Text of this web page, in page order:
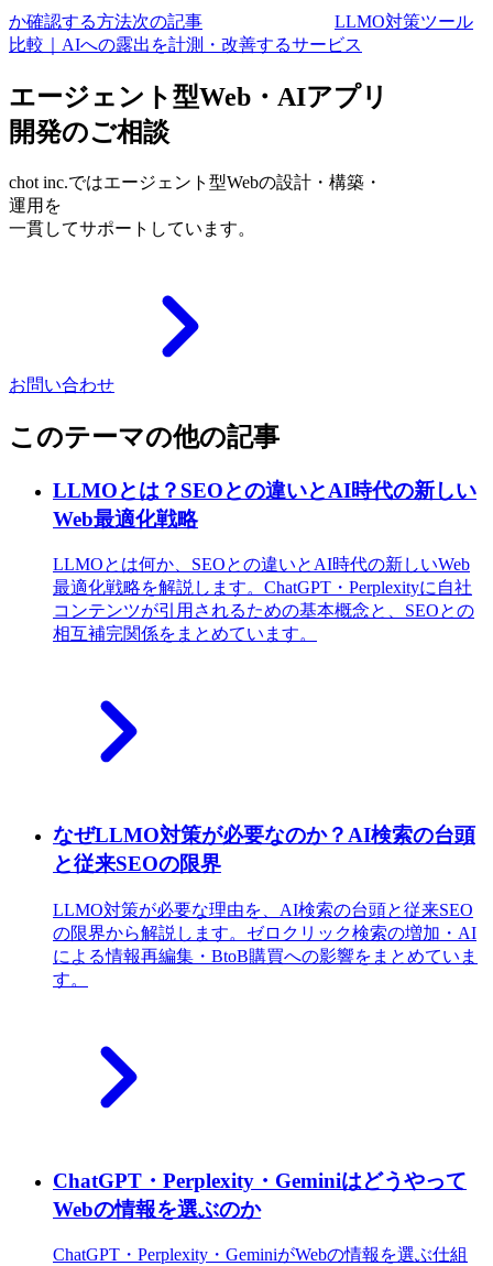
か確認する方法次の記事
LLMO対策ツール
比較｜AIへの露出を計測・改善するサービス
エージェント型Web・AIアプリ
開発のご相談
chot inc.ではエージェント型Webの設計・構築・
運用を
一貫してサポートしています。
お問い合わせ
このテーマの他の記事
LLMOとは？SEOとの違いとAI時代の新しい
Web最適化戦略
LLMOとは何か、SEOとの違いとAI時代の新しいWeb
最適化戦略を解説します。ChatGPT・Perplexityに自社
コンテンツが引用されるための基本概念と、SEOとの
相互補完関係をまとめています。
なぜLLMO対策が必要なのか？AI検索の台頭
と従来SEOの限界
LLMO対策が必要な理由を、AI検索の台頭と従来SEO
の限界から解説します。ゼロクリック検索の増加・AI
による情報再編集・BtoB購買への影響をまとめていま
す。
ChatGPT・Perplexity・Geminiはどうやって
Webの情報を選ぶのか
ChatGPT・Perplexity・GeminiがWebの情報を選ぶ仕組